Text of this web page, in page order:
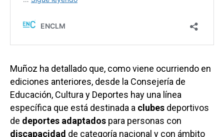
Muñoz ha detallado que, como viene ocurriendo en
ediciones anteriores, desde la Consejería de
Educación, Cultura y Deportes hay una línea
específica que está destinada a clubes deportivos
de deportes adaptados para personas con
discapacidad de categoría nacional y con ámbito